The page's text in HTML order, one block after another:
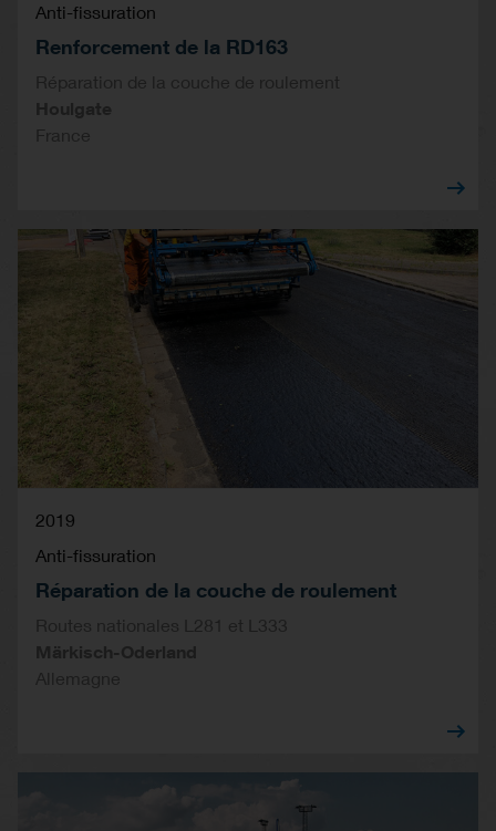
Anti-fissuration
Renforcement de la RD163
Réparation de la couche de roulement
Houlgate
France
2019
Anti-fissuration
Réparation de la couche de roulement
Routes nationales L281 et L333
Märkisch-Oderland
Allemagne